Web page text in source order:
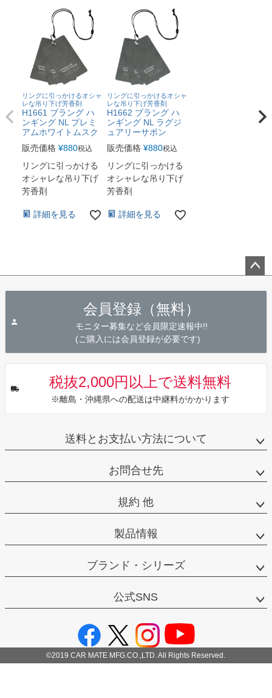
リングに引っかけるオシャ
レな吊り下げ芳香剤
H1661 ブラング ハ
ンギング NL プレミ
アムホワイトムスク
販売価格 ¥880税込
リングに引っかける
オシャレな吊り下げ
芳香剤
詳細を見る
リングに引っかけるオシャ
レな吊り下げ芳香剤
H1662 ブラング ハ
ンギング NL ラグジ
ュアリーサボン
販売価格 ¥880税込
リングに引っかける
オシャレな吊り下げ
芳香剤
詳細を見る
会員登録（無料）
モニター募集など会員限定速報中!!
(ご購入には会員登録が必要です)
税抜2,000円以上で送料無料
※離島・沖縄県への配送は中継料がかかります
送料とお支払い方法について
お問合せ先
規約 他
製品情報
ブランド・シリーズ
公式SNS
©2019 CAR MATE MFG.CO.,LTD. All Rights Reserved.